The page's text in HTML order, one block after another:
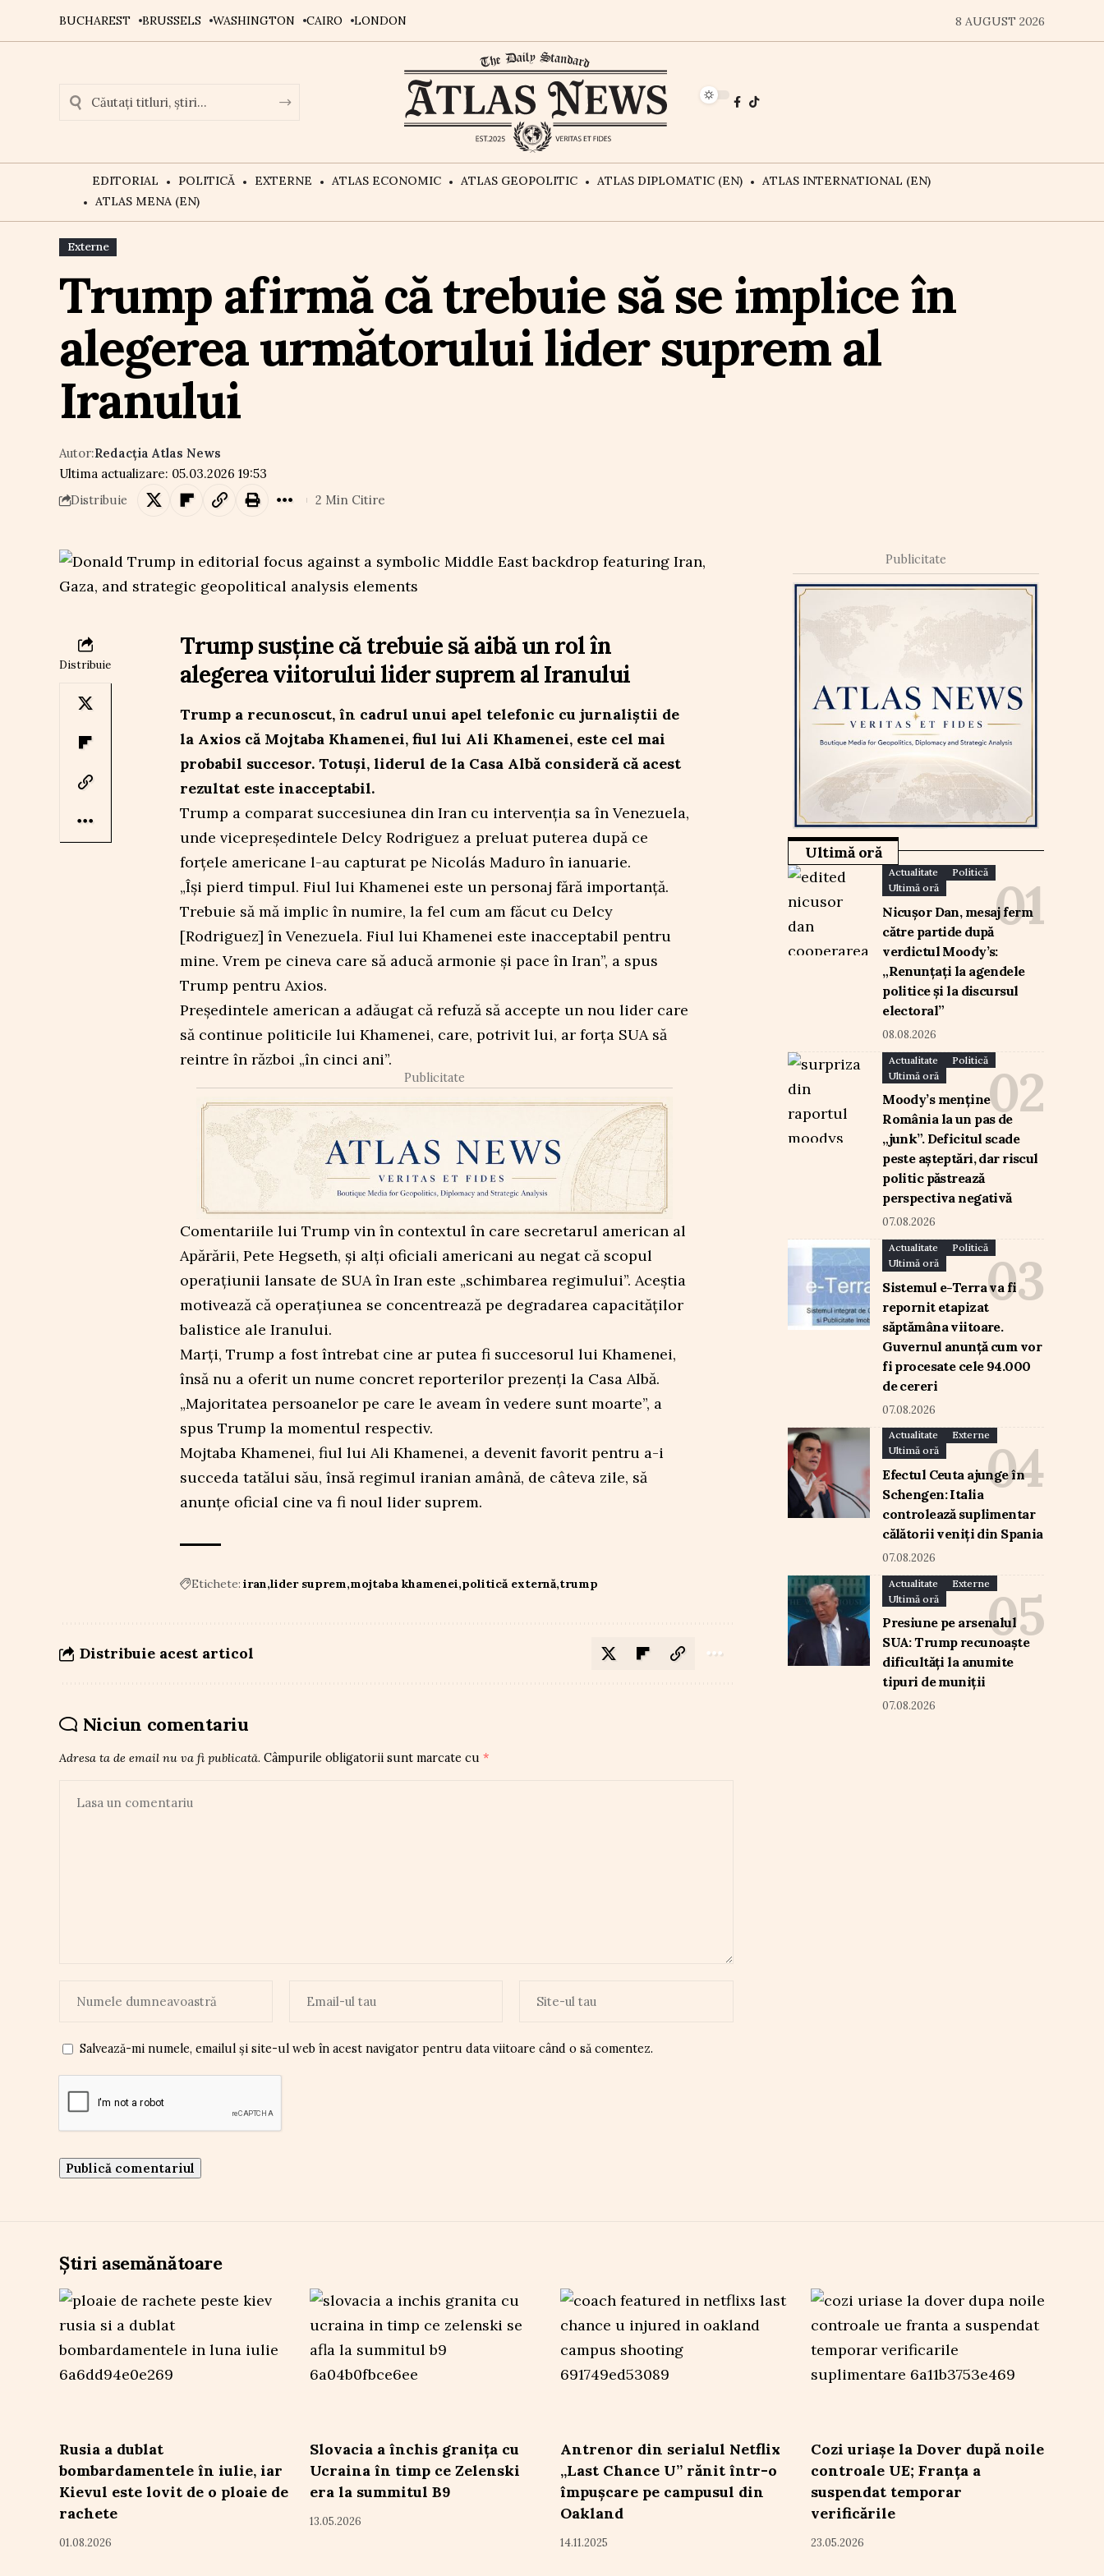
BUCHAREST BRUSSELS WASHINGTON CAIRO LONDON 8 AUGUST 2026
EDITORIAL POLITICĂ EXTERNE ATLAS ECONOMIC ATLAS GEOPOLITIC ATLAS DIPLOMATIC (EN)
ATLAS INTERNATIONAL (EN)
ATLAS MENA (EN)
Externe
Trump afirmă că trebuie să se implice în
alegerea următorului lider suprem al
Iranului
Ultima actualizare: 05.03.2026 19:53
Autor:Redacția Atlas News
Distribuie 2 Min Citire
Distribuie
Trump susține că trebuie să aibă un rol în
alegerea viitorului lider suprem al Iranului
Trump a recunoscut, în cadrul unui apel telefonic cu jurnaliștii de
la Axios că Mojtaba Khamenei, fiul lui Ali Khamenei, este cel mai
probabil succesor. Totuși, liderul de la Casa Albă consideră că acest
rezultat este inacceptabil.
Trump a comparat succesiunea din Iran cu intervenția sa în Venezuela,
unde vicepreședintele Delcy Rodriguez a preluat puterea după ce
forțele americane l-au capturat pe Nicolás Maduro în ianuarie.
„Își pierd timpul. Fiul lui Khamenei este un personaj fără importanță.
Trebuie să mă implic în numire, la fel cum am făcut cu Delcy
[Rodriguez] în Venezuela. Fiul lui Khamenei este inacceptabil pentru
mine. Vrem pe cineva care să aducă armonie și pace în Iran”, a spus
Trump pentru Axios.
Președintele american a adăugat că refuză să accepte un nou lider care
să continue politicile lui Khamenei, care, potrivit lui, ar forța SUA să
reintre în război „în cinci ani”.
Publicitate
Comentariile lui Trump vin în contextul în care secretarul american al
Apărării, Pete Hegseth, și alți oficiali americani au negat că scopul
operațiunii lansate de SUA în Iran este „schimbarea regimului”. Aceștia
motivează că operațiunea se concentrează pe degradarea capacităților
balistice ale Iranului.
Marți, Trump a fost întrebat cine ar putea fi succesorul lui Khamenei,
însă nu a oferit un nume concret reporterilor prezenți la Casa Albă.
„Majoritatea persoanelor pe care le aveam în vedere sunt moarte”, a
spus Trump la momentul respectiv.
Mojtaba Khamenei, fiul lui Ali Khamenei, a devenit favorit pentru a-i
succeda tatălui său, însă regimul iranian amână, de câteva zile, să
anunțe oficial cine va fi noul lider suprem.
Etichete: iran lider suprem mojtaba khamenei politică externă trump
Distribuie acest articol
Niciun comentariu
Adresa ta de email nu va fi publicată. Câmpurile obligatorii sunt marcate cu *
Salvează-mi numele, emailul și site-ul web în acest navigator pentru data viitoare când o să comentez.
Publicitate
Ultimă oră
Actualitate
Politică
Ultimă oră
Nicușor Dan, mesaj ferm
către partide după
verdictul Moody’s:
„Renunțați la agendele
politice și la discursul
electoral”
08.08.2026
Actualitate
Politică
Ultimă oră
Moody’s menține
România la un pas de
„junk”. Deficitul scade
peste așteptări, dar riscul
politic păstrează
perspectiva negativă
07.08.2026
Actualitate
Politică
Ultimă oră
Sistemul e-Terra va fi
repornit etapizat
săptămâna viitoare.
Guvernul anunță cum vor
fi procesate cele 94.000
de cereri
07.08.2026
Actualitate
Externe
Ultimă oră
Efectul Ceuta ajunge în
Schengen: Italia
controlează suplimentar
călătorii veniți din Spania
07.08.2026
Actualitate
Externe
Ultimă oră
Presiune pe arsenalul
SUA: Trump recunoaște
dificultăți la anumite
tipuri de muniții
07.08.2026
Știri asemănătoare
Rusia a dublat
bombardamentele în iulie, iar
Kievul este lovit de o ploaie de
rachete
01.08.2026
Slovacia a închis granița cu
Ucraina în timp ce Zelenski
era la summitul B9
13.05.2026
Antrenor din serialul Netflix
„Last Chance U” rănit într-o
împușcare pe campusul din
Oakland
14.11.2025
Cozi uriașe la Dover după noile
controale UE; Franța a
suspendat temporar
verificările
23.05.2026